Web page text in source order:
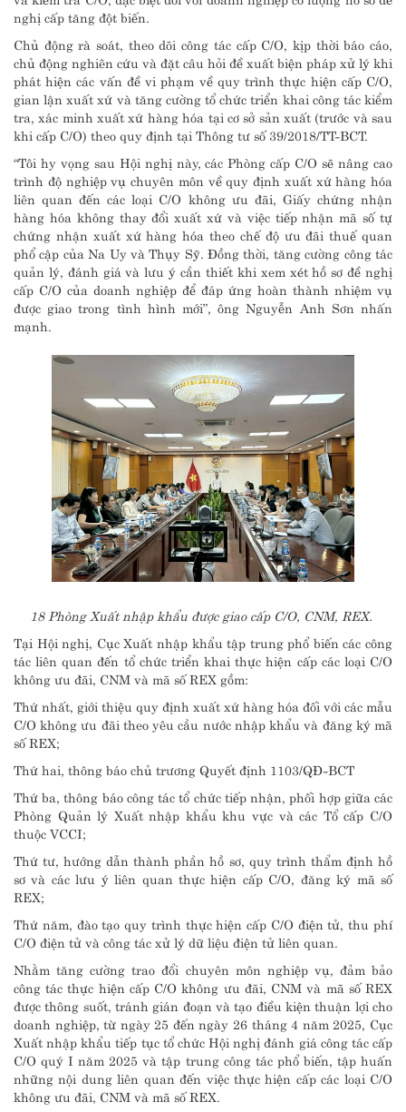
nghị cấp tăng đột biến.
Chủ động rà soát, theo dõi công tác cấp C/O, kịp thời báo cáo,
chủ động nghiên cứu và đặt câu hỏi đề xuất biện pháp xử lý khi
phát hiện các vấn đề vi phạm về quy trình thực hiện cấp C/O,
gian lận xuất xứ và tăng cường tổ chức triển khai công tác kiểm
tra, xác minh xuất xứ hàng hóa tại cơ sở sản xuất (trước và sau
khi cấp C/O) theo quy định tại Thông tư số 39/2018/TT-BCT.
“Tôi hy vọng sau Hội nghị này, các Phòng cấp C/O sẽ nâng cao
trình độ nghiệp vụ chuyên môn về quy định xuất xứ hàng hóa
liên quan đến các loại C/O không ưu đãi, Giấy chứng nhận
hàng hóa không thay đổi xuất xứ và việc tiếp nhận mã số tự
chứng nhận xuất xứ hàng hóa theo chế độ ưu đãi thuế quan
phổ cập của Na Uy và Thụy Sỹ. Đồng thời, tăng cường công tác
quản lý, đánh giá và lưu ý cần thiết khi xem xét hồ sơ đề nghị
cấp C/O của doanh nghiệp để đáp ứng hoàn thành nhiệm vụ
được giao trong tình hình mới”, ông Nguyễn Anh Sơn nhấn
mạnh.
18 Phòng Xuất nhập khẩu được giao cấp C/O, CNM, REX.
Tại Hội nghị, Cục Xuất nhập khẩu tập trung phổ biến các công
tác liên quan đến tổ chức triển khai thực hiện cấp các loại C/O
không ưu đãi, CNM và mã số REX gồm:
Thứ nhất, giới thiệu quy định xuất xứ hàng hóa đối với các mẫu
C/O không ưu đãi theo yêu cầu nước nhập khẩu và đăng ký mã
số REX;
Thứ hai, thông báo chủ trương Quyết định 1103/QĐ-BCT
Thứ ba, thông báo công tác tổ chức tiếp nhận, phối hợp giữa các
Phòng Quản lý Xuất nhập khẩu khu vực và các Tổ cấp C/O
thuộc VCCI;
Thứ tư, hướng dẫn thành phần hồ sơ, quy trình thẩm định hồ
sơ và các lưu ý liên quan thực hiện cấp C/O, đăng ký mã số
REX;
Thứ năm, đào tạo quy trình thực hiện cấp C/O điện tử, thu phí
C/O điện tử và công tác xử lý dữ liệu điện tử liên quan.
Nhằm tăng cường trao đổi chuyên môn nghiệp vụ, đảm bảo
công tác thực hiện cấp C/O không ưu đãi, CNM và mã số REX
được thông suốt, tránh gián đoạn và tạo điều kiện thuận lợi cho
doanh nghiệp, từ ngày 25 đến ngày 26 tháng 4 năm 2025, Cục
Xuất nhập khẩu tiếp tục tổ chức Hội nghị đánh giá công tác cấp
C/O quý I năm 2025 và tập trung công tác phổ biến, tập huấn
những nội dung liên quan đến việc thực hiện cấp các loại C/O
không ưu đãi, CNM và mã số REX.